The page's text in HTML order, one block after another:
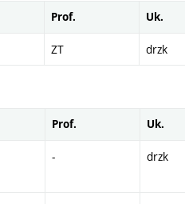
Prof. Uk.
ZT drzk
Prof. Uk.
- drzk